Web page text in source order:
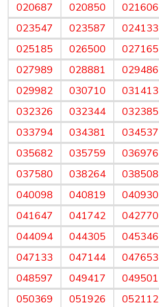
020687
020850 021606
023547
023587 024133
025185
026500 027165
027989
028881 029486
029982
030710 031413
032326
032344 032385
033794
034381 034537
035682
035759 036976
037580
038264 038508
040098
040819 040930
041647
041742 042770
044094
044305 045346
047133
047144 047653
048597
049417 049501
050369
051926 052112